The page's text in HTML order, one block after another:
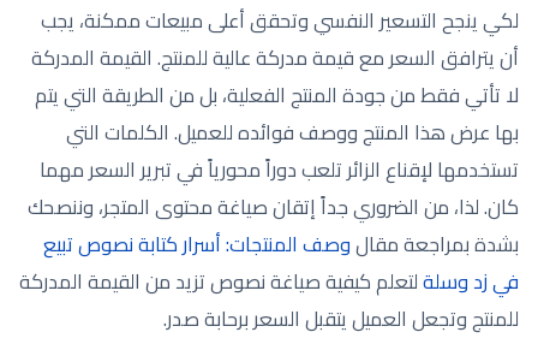
لكي ينجح التسعير النفسي وتحقق أعلى مبيعات ممكنة، يجب
أن يترافق السعر مع قيمة مدركة عالية للمنتج. القيمة المدركة
لا تأتي فقط من جودة المنتج الفعلية، بل من الطريقة التي يتم
بها عرض هذا المنتج ووصف فوائده للعميل. الكلمات التي
تستخدمها لإقناع الزائر تلعب دوراً محورياً في تبرير السعر مهما
كان. لذا، من الضروري جداً إتقان صياغة محتوى المتجر، وننصحك
بشدة بمراجعة مقالوصف المنتجات: أسرار كتابة نصوص تبيع
في زد وسلةلتعلم كيفية صياغة نصوص تزيد من القيمة المدركة
للمنتج وتجعل العميل يتقبل السعر برحابة صدر.